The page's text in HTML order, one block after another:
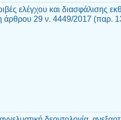
ελέγχου και διασφάλισης
άρθρου 29 ν. 4449/2017 (παρ.